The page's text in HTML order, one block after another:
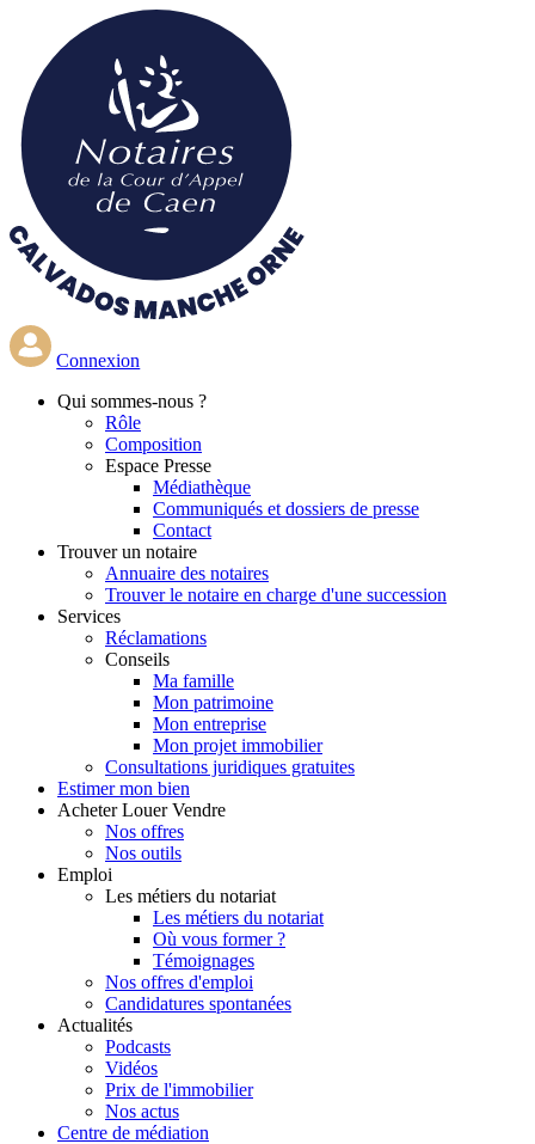
contenu
principal
Connexion
Qui sommes-nous ?
Rôle
Composition
Espace Presse
Médiathèque
Communiqués et dossiers de presse
Contact
Trouver un notaire
Annuaire des notaires
Trouver le notaire en charge d'une succession
Services
Réclamations
Conseils
Ma famille
Mon patrimoine
Mon entreprise
Mon projet immobilier
Consultations juridiques gratuites
Estimer mon bien
Acheter Louer Vendre
Nos offres
Nos outils
Emploi
Les métiers du notariat
Les métiers du notariat
Où vous former ?
Témoignages
Nos offres d'emploi
Candidatures spontanées
Actualités
Podcasts
Vidéos
Prix de l'immobilier
Nos actus
Centre de médiation